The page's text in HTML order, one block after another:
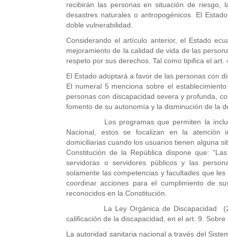
recibirán las personas en situación de riesgo,
desastres naturales o antropogénicos. El
doble vulnerabilidad.
Considerando el artículo anterior, el Estado
mejoramiento de la calidad de vida de las
respeto por sus derechos. Tal como tipifica el
El Estado adoptará a favor de las personas con
El numeral 5 menciona sobre el
personas con discapacidad severa y profunda,
fomento de su autonomía y la disminución de la
Los programas que permiten la inclusión
Nacional, estos se focalizan en la atención
domiciliarias cuando los usuarios tienen alguna
Constitución de la República dispone que:
servidoras o servidores públicos y las
solamente las competencias y facultades que
coordinar acciones para el cumplimiento de
reconocidos en la Constitución.
La Ley Orgánica de Discapacidad
calificación de la discapacidad, en el art. 9.
La autoridad sanitaria nacional a través del